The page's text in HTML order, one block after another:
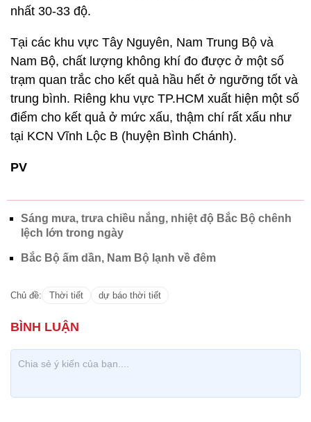
nhất 30-33 độ.
Tại các khu vực Tây Nguyên, Nam Trung Bộ và
Nam Bộ, chất lượng không khí đo được ở một số
trạm quan trắc cho kết quả hầu hết ở ngưỡng tốt và
trung bình. Riêng khu vực TP.HCM xuất hiện một số
điểm cho kết quả ở mức xấu, thậm chí rất xấu như
tại KCN Vĩnh Lộc B (huyện Bình Chánh).
PV
Sáng mưa, trưa chiều nắng, nhiệt độ Bắc Bộ chênh
lệch lớn trong ngày
Bắc Bộ ấm dần, Nam Bộ lạnh về đêm
Chủ đề: Thời tiết dự báo thời tiết